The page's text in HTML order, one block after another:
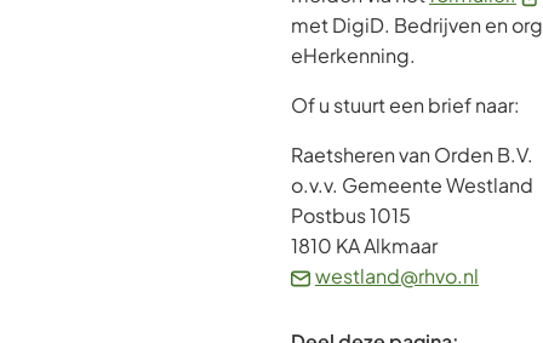
met DigiD. Bedrijven en
eHerkenning.
Of u stuurt een brief naar:
Raetsheren van Orden B.V.
o.v.v. Gemeente Westland
Postbus 1015
1810 KA Alkmaar
westland@rhvo.nl